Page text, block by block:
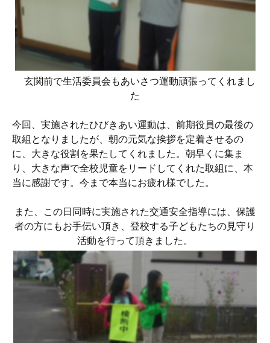
玄関前で生活委員会もあいさつ運動頑張ってくれまし
た
今回、実施されたひびきあい運動は、前期役員の最後の
取組となりましたが、朝の元気な挨拶を定着させるの
に、大きな役割を果たしてくれました。朝早くに集ま
り、大きな声で全校児童をリードしてくれた取組に、本
当に感謝です。今まで本当にお疲れ様でした。
また、この日同時に実施された交通安全指導には、保護
者の方にもお手伝い頂き、登校する子どもたちの見守り
活動を行って頂きました。